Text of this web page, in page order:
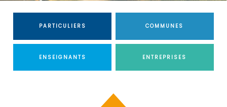
PARTICULIERS COMMUNES
ENSEIGNANTS ENTREPRISES